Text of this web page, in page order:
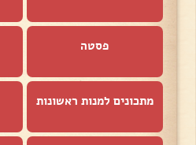
פסטה
מתכונים למנות ראשונות